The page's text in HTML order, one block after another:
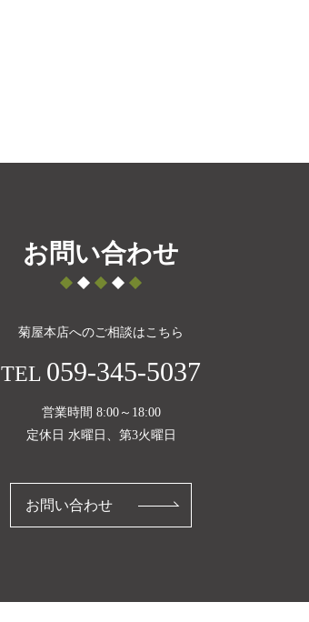
お問い合わせ
菊屋本店へのご相談はこちら
TEL 059-345-5037
営業時間 8:00～18:00
定休日 水曜日、第3火曜日
お問い合わせ